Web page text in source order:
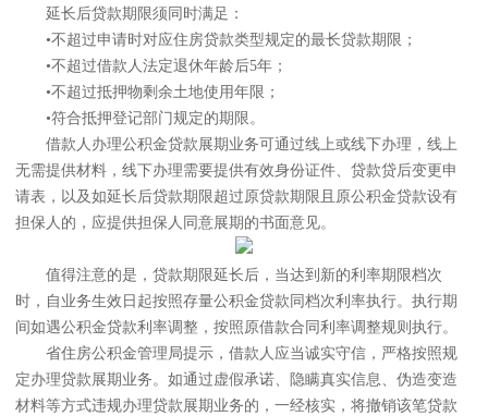
延长后贷款期限须同时满足：
•不超过申请时对应住房贷款类型规定的最长贷款期限；
•不超过借款人法定退休年龄后5年；
•不超过抵押物剩余土地使用年限；
•符合抵押登记部门规定的期限。
借款人办理公积金贷款展期业务可通过线上或线下办理，线上
无需提供材料，线下办理需要提供有效身份证件、贷款贷后变更申
请表，以及如延长后贷款期限超过原贷款期限且原公积金贷款设有
担保人的，应提供担保人同意展期的书面意见。
值得注意的是，贷款期限延长后，当达到新的利率期限档次
时，自业务生效日起按照存量公积金贷款同档次利率执行。执行期
间如遇公积金贷款利率调整，按照原借款合同利率调整规则执行。
省住房公积金管理局提示，借款人应当诚实守信，严格按照规
定办理贷款展期业务。如通过虚假承诺、隐瞒真实信息、伪造变造
材料等方式违规办理贷款展期业务的，一经核实，将撤销该笔贷款